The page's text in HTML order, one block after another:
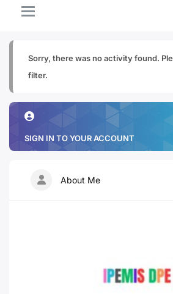
Sorry, there was no activity found.
filter.
SIGN IN TO YOUR ACCOUNT
About Me